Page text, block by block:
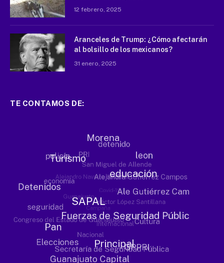
12 febrero, 2025
Aranceles de Trump: ¿Cómo afectarán
al bolsillo de los mexicanos?
31 enero, 2025
TE CONTAMOS DE: